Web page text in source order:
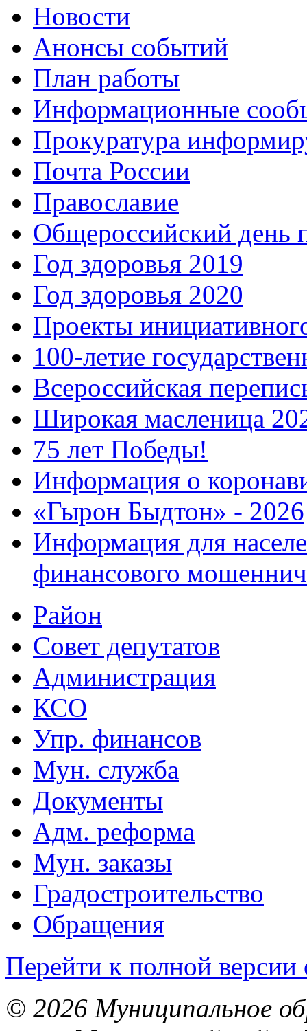
Новости
Анонсы событий
План работы
Информационные
Прокуратура
Почта России
Православие
Общероссийский день
Год здоровья 2019
Год здоровья 2020
Проекты
100-летие
Всероссийская
Широкая масленица
75 лет Победы!
Информация о
«Гырон Быдтон» - 2026
Информация для
финансового
Район
Совет депутатов
Администрация
КСО
Упр. финансов
Мун. служба
Документы
Адм. реформа
Мун. заказы
Градостроительство
Обращения
Перейти к полной версии
© 2026 Муниципальное